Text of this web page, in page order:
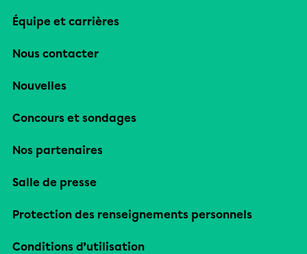
Équipe et carrières
Nous contacter
Nouvelles
Concours et sondages
Nos partenaires
Salle de presse
Protection des renseignements personnels
Conditions d’utilisation